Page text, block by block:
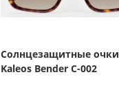
Солнцезащитные очки
Kaleos Bender C-002